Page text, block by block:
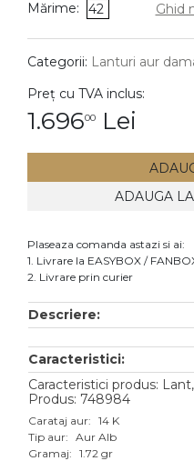
DIAMANTE
Cercei
Accesorii
Aur alb
Aur roz
Aur mixt
Mărime: 42 Ghid
Categorii: Lanturi aur
Preț cu TVA inclus:
1.69600 Lei
ADAUGA
Plaseaza comanda astazi si ai:
1. Livrare la EASYBOX /
2. Livrare prin curier
Descriere:
Caracteristici:
Caracteristici produs:
Produs: 748984
Carataj aur: 14 K
Tip aur: Aur Alb
Gramaj: 1.72 gr